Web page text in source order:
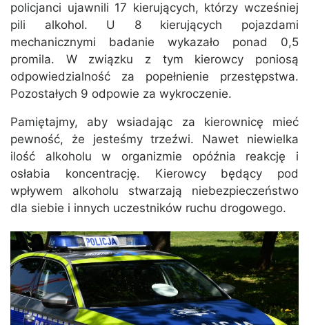
policjanci ujawnili 17 kierujących, którzy wcześniej
pili alkohol. U 8 kierujących pojazdami
mechanicznymi badanie wykazało ponad 0,5
promila. W związku z tym kierowcy poniosą
odpowiedzialność za popełnienie przestępstwa.
Pozostałych 9 odpowie za wykroczenie.
Pamiętajmy, aby wsiadając za kierownicę mieć
pewność, że jesteśmy trzeźwi. Nawet niewielka
ilość alkoholu w organizmie opóźnia reakcję i
osłabia koncentrację. Kierowcy będący pod
wpływem alkoholu stwarzają niebezpieczeństwo
dla siebie i innych uczestników ruchu drogowego.